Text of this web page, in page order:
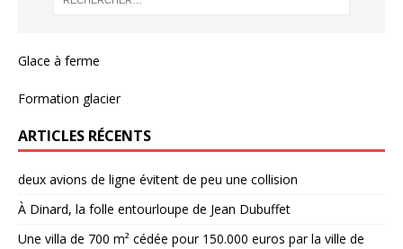
Glace à ferme
Formation glacier
ARTICLES RÉCENTS
deux avions de ligne évitent de peu une collision
À Dinard, la folle entourloupe de Jean Dubuffet
Une villa de 700 m² cédée pour 150.000 euros par la ville de